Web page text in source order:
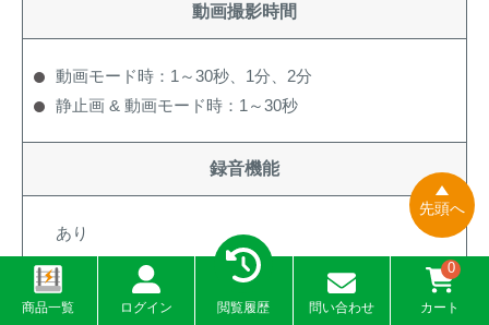
動画撮影時間
動画モード時：1～30秒、1分、2分
静止画 & 動画モード時：1～30秒
録音機能
あり
商品一覧 ログイン 閲覧履歴 問い合わせ
0
カート
先頭へ